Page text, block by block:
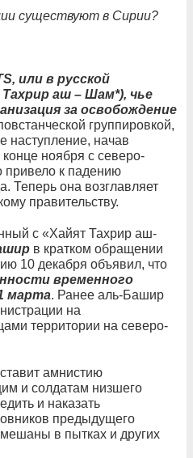
существуют в Сирии?
или в русской
аш – Шам*), чье
за освобождение
группировкой,
наступление, начав
ноября с северо-
привело к падению
Теперь она возглавляет
правительству.
с «Хайят Тахрир аш-
в кратком обращении
10 декабря объявил, что
временного
марта. Ранее аль-Башир
на
территории на северо-
амнистию
и солдатам низшего
и наказать
предыдущего
в пытках и других